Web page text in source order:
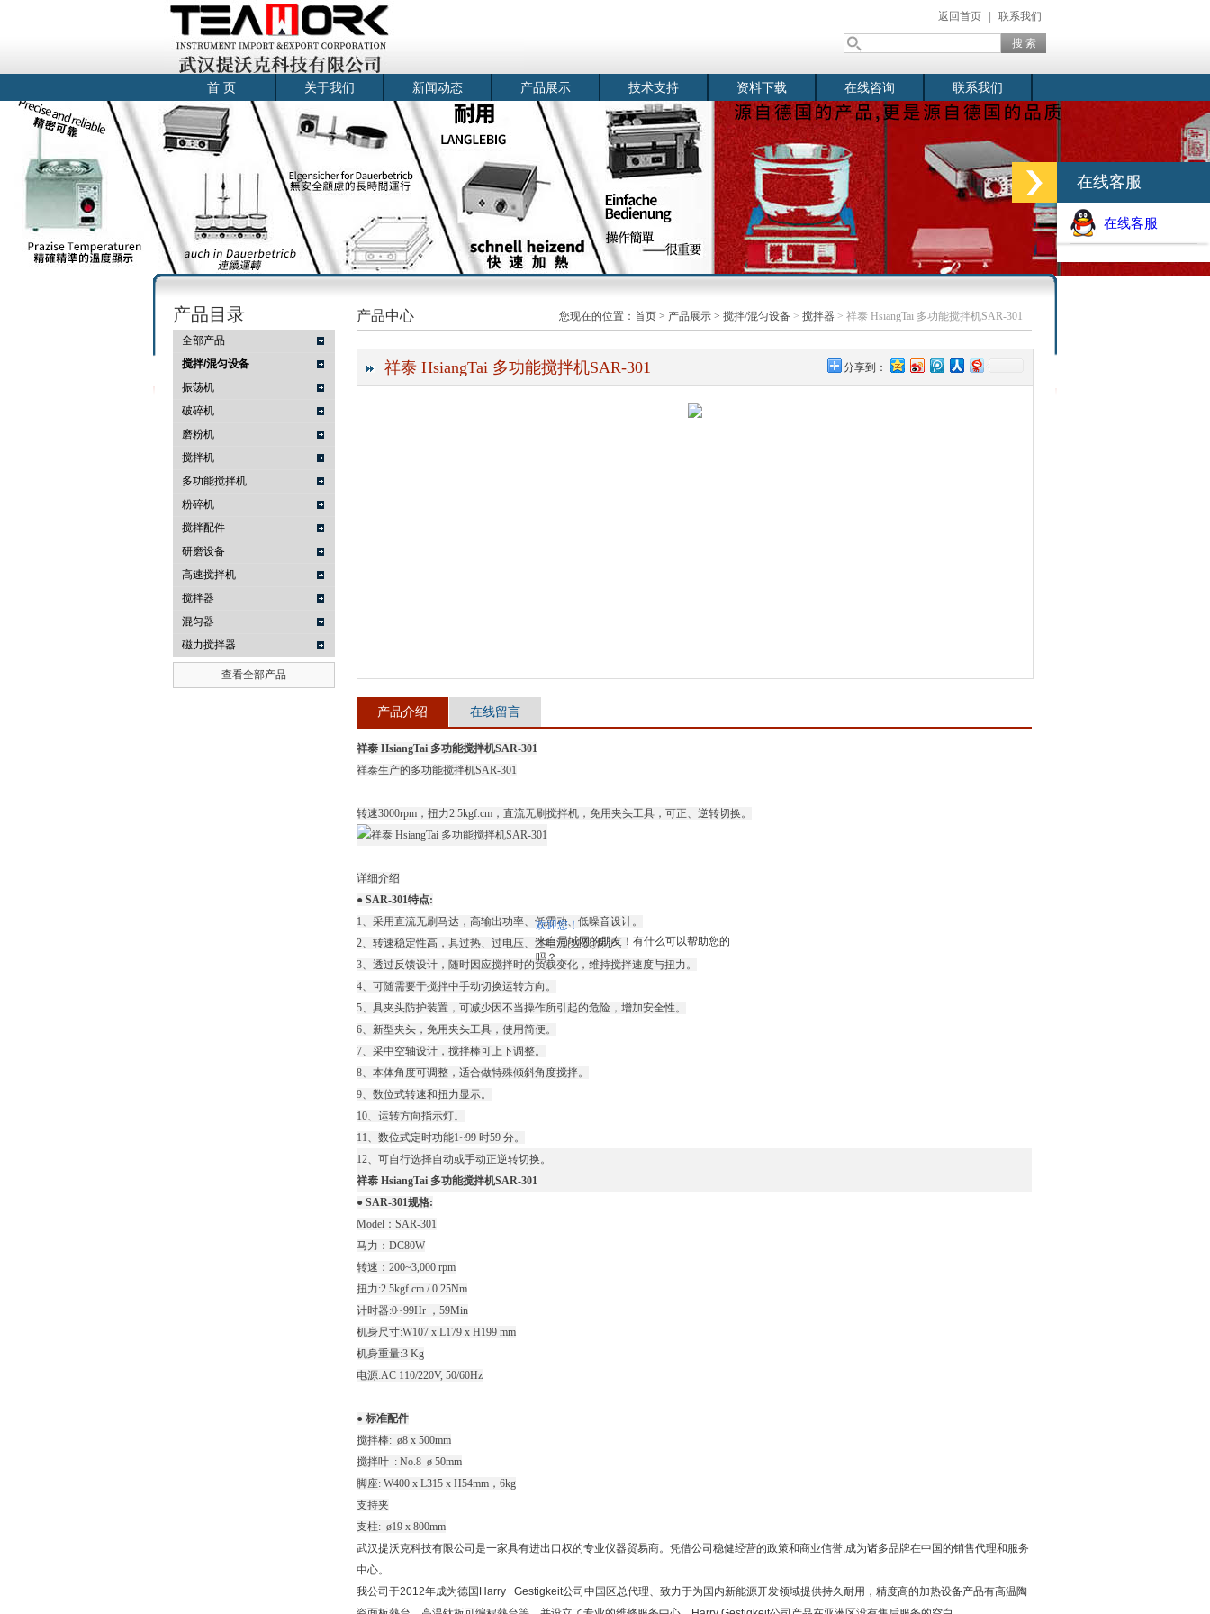
欢迎您！
来自局域网的朋友！有什么可以帮助您的
吗？
武汉提沃克科技有限公司
返回首页 联系我们
首 页 关于我们 新闻动态 产品展示 技术支持 资料下载 在线咨询 联系我们
产品目录
全部产品
搅拌/混匀设备
振荡机
破碎机
磨粉机
搅拌机
多功能搅拌机
粉碎机
搅拌配件
研磨设备
高速搅拌机
搅拌器
混匀器
磁力搅拌器
查看全部产品
产品中心 您现在的位置： 首页 > 产品展示 > 搅拌/混匀设备 > 搅拌器 > 祥泰 HsiangTai 多功能搅拌机SAR-301
祥泰 HsiangTai 多功能搅拌机SAR-301 分享到：
产品介绍 在线留言
祥泰 HsiangTai 多功能搅拌机SAR-301
祥泰生产的多功能搅拌机SAR-301
转速3000rpm，扭力2.5kgf.cm，直流无刷搅拌机，免用夹头工具，可正、逆转切换。
详细介绍
● SAR-301特点:
1、采用直流无刷马达，高输出功率、低震动、低噪音设计。
2、转速稳定性高，具过热、过电压、过电流(过载)保护。
3、透过反馈设计，随时因应搅拌时的负载变化，维持搅拌速度与扭力。
4、可随需要于搅拌中手动切换运转方向。
5、具夹头防护装置，可减少因不当操作所引起的危险，增加安全性。
6、新型夹头，免用夹头工具，使用简便。
7、采中空轴设计，搅拌棒可上下调整。
8、本体角度可调整，适合做特殊倾斜角度搅拌。
9、数位式转速和扭力显示。
10、运转方向指示灯。
11、数位式定时功能1~99 时59 分。
12、可自行选择自动或手动正逆转切换。
祥泰 HsiangTai 多功能搅拌机SAR-301
● SAR-301规格:
Model：SAR-301
马力：DC80W
转速：200~3,000 rpm
扭力:2.5kgf.cm / 0.25Nm
计时器:0~99Hr ，59Min
机身尺寸:W107 x L179 x H199 mm
机身重量:3 Kg
电源:AC 110/220V, 50/60Hz
● 标准配件
搅拌棒: ø8 x 500mm
搅拌叶 : No.8 ø 50mm
脚座: W400 x L315 x H54mm，6kg
支持夹
支柱: ø19 x 800mm
武汉提沃克科技有限公司是一家具有进出口权的专业仪器贸易商。凭借公司稳健经营的政策和商业信誉,成为诸多品牌在中国的销售代理和服务
中心。
我公司于2012年成为德国Harry Gestigkeit公司中国区总代理、致力于为国内新能源开发领域提供持久耐用，精度高的加热设备产品有高温陶
在线客服
在线客服